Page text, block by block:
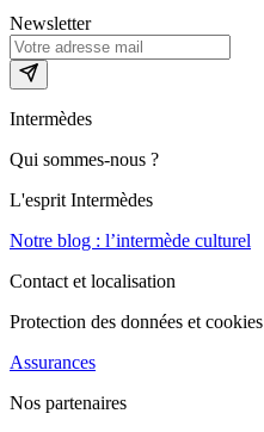
Newsletter
Intermèdes
Qui sommes-nous ?
L'esprit Intermèdes
Notre blog : l’intermède culturel
Contact et localisation
Protection des données et cookies
Assurances
Nos partenaires